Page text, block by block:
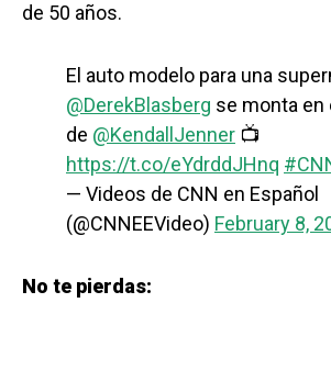
de 50 años.
El auto modelo para una
@DerekBlasberg se monta en
de @KendallJenner 📺
https://t.co/eYdrddJHnq
— Videos de CNN en Español
(@CNNEEVideo) February 8,
No te pierdas: